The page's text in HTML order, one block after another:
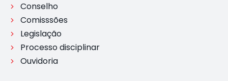
Conselho
Comisssões
Legislação
Processo disciplinar
Ouvidoria